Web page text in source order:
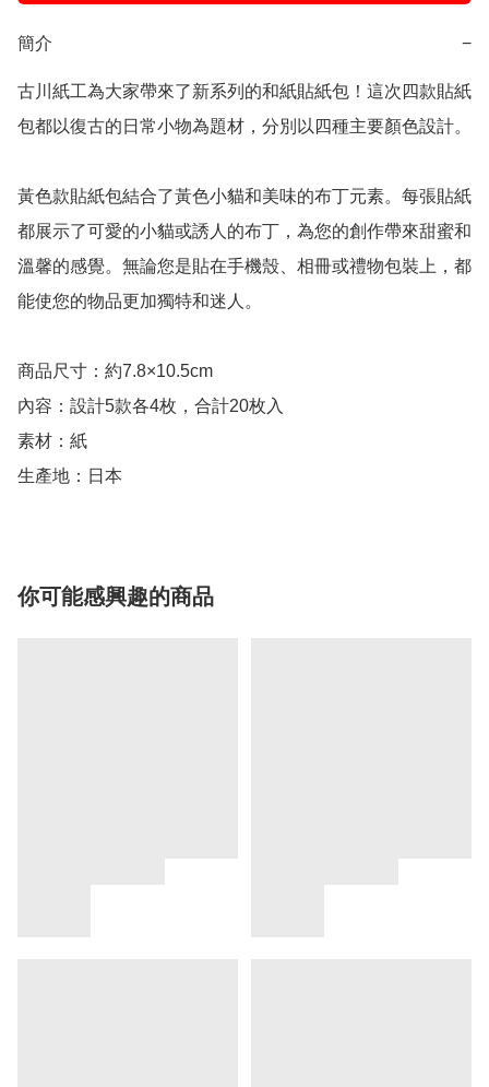
簡介 −
古川紙工為大家帶來了新系列的和紙貼紙包！這次四款貼紙
包都以復古的日常小物為題材，分別以四種主要顏色設計。
黃色款貼紙包結合了黃色小貓和美味的布丁元素。每張貼紙
都展示了可愛的小貓或誘人的布丁，為您的創作帶來甜蜜和
溫馨的感覺。無論您是貼在手機殼、相冊或禮物包裝上，都
能使您的物品更加獨特和迷人。
商品尺寸：約7.8×10.5cm
內容：設計5款各4枚，合計20枚入
素材：紙
生產地：日本
你可能感興趣的商品